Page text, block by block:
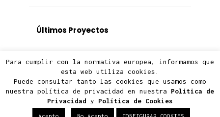
Últimos Proyectos
Viviendas
Edificios
Para cumplir con la normativa europea, informamos que
esta web utiliza cookies.
Puede consultar tanto las cookies que usamos como
nuestra política de privacidad en nuestra Política de
Privacidad y Política de Cookies